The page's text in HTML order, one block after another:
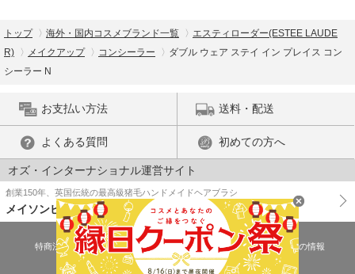
トップ 海外・国内コスメブランド一覧
エスティローダー(ESTEE LAUDE
R)
メイクアップ コンシーラー
ダブル ウェア ステイ イン プレイス コン
シーラー N
お支払い方法 送料・配送
よくある質問 初めての方へ
オズ・インターナショナル運営サイト
創業150年、英国伝統の最高級猪毛ハンドメイドヘアブラシ
メイソンピアソン
特商法に基づく表示 プライバシーポリシー
医薬品販売許可証の情報
ご利用規約
PC版で表示